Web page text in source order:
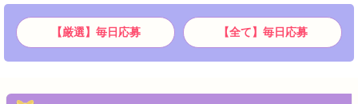
【厳選】毎日応募 【全て】毎日応募